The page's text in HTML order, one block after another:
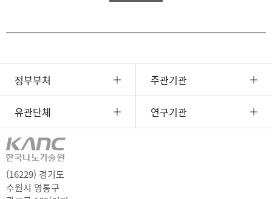
정부부처 주관기관
유관단체 연구기관
(16229) 경기도
수원시 영통구